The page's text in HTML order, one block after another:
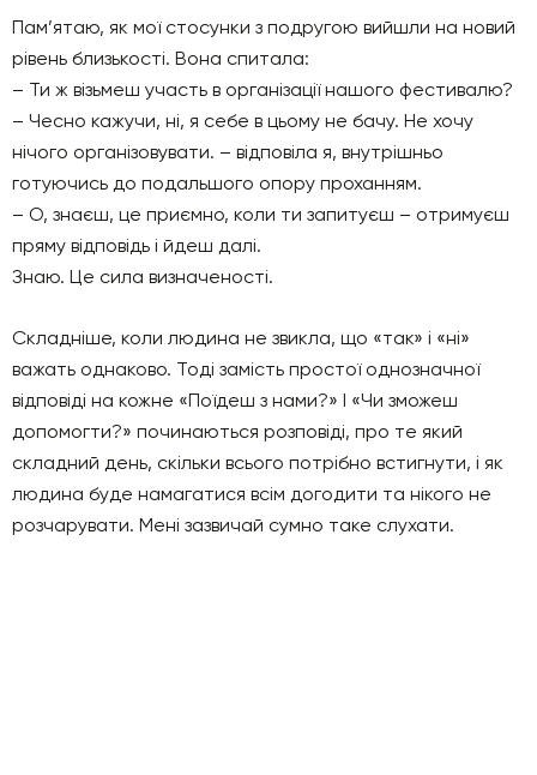
Пам’ятаю, як мої стосунки з подругою вийшли на новий
рівень близькості. Вона спитала:
– Ти ж візьмеш участь в організації нашого фестивалю?
– Чесно кажучи, ні, я себе в цьому не бачу. Не хочу
нічого організовувати. – відповіла я, внутрішньо
готуючись до подальшого опору проханням.
– О, знаєш, це приємно, коли ти запитуєш – отримуєш
пряму відповідь і йдеш далі.
Знаю. Це сила визначеності.
Складніше, коли людина не звикла, що «так» і «ні»
важать однаково. Тоді замість простої однозначної
відповіді на кожне «Поїдеш з нами?» І «Чи зможеш
допомогти?» починаються розповіді, про те який
складний день, скільки всього потрібно встигнути, і як
людина буде намагатися всім догодити та нікого не
розчарувати. Мені зазвичай сумно таке слухати.